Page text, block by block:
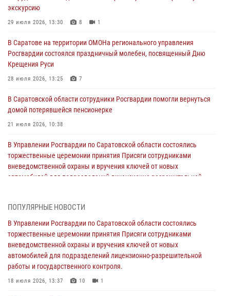
экскурсию
29 июля 2026, 13:30 8 1
В Саратове на территории ОМОНа регионального управления
Росгвардии состоялся праздничный молебен, посвященный Дню
Крещения Руси
28 июля 2026, 13:25 7
В Саратовской области сотрудники Росгвардии помогли вернуться
домой потерявшейся пенсионерке
21 июля 2026, 10:38
В Управлении Росгвардии по Саратовской области состоялись
торжественные церемонии принятия Присяги сотрудниками
вневедомственной охраны и вручения ключей от новых
автомобилей для подразделений лицензионно-разрешительной
В Саратовской области самые лучшие каникулы проходят с
Росгвардией
16 июля 2026, 06:50 7 1
В Саратове сотрудники Росгвардии первыми пришли на помощь к
женщине, попавшей в ДТП из-за возникшего сердечного приступа
ПОПУЛЯРНЫЕ НОВОСТИ
В Управлении Росгвардии по Саратовской области состоялись
торжественные церемонии принятия Присяги сотрудниками
вневедомственной охраны и вручения ключей от новых
автомобилей для подразделений лицензионно-разрешительной
работы и государственного контроля.
18 июля 2026, 13:37 10 1